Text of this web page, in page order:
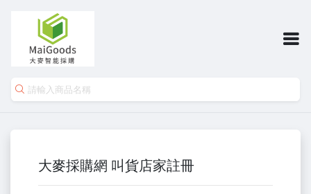
大麥採購網 叫貨店家註冊